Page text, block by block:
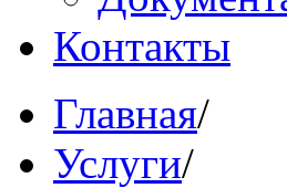
Контакты
Главная/
Услуги/